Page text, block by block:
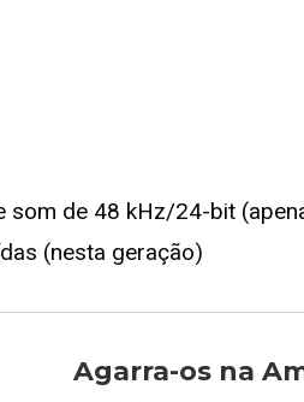
de 48 kHz/24-bit
(nesta geração)
Agarra-os na